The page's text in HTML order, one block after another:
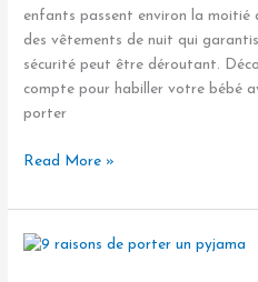
enfants passent environ la moitié
des vêtements de nuit qui
sécurité peut être déroutant.
compte pour habiller votre bébé
porter
bébé
dorme
Read More »
9